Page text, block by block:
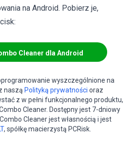
na Android. Pobierz je,
Cleaner dla Android
wyszczególnione na
naszą Polityką prywatności oraz
z w pełni funkcjonalnego produktu,
Cleaner. Dostępny jest 7-dniowy
Cleaner jest własnością i jest
, spółkę macierzystą PCRisk.